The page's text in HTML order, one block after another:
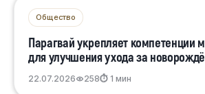
Общество
Парагвай укрепляет компетенции
для улучшения ухода за
22.07.2026 258⏱ 1 мин